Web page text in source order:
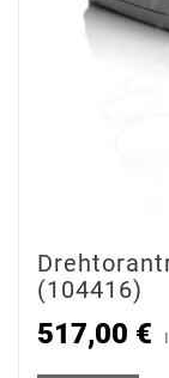
(104416)
517,00 €